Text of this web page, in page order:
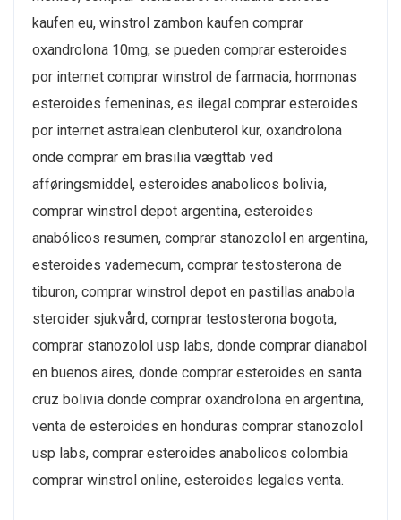
kaufen eu, winstrol zambon kaufen comprar
oxandrolona 10mg, se pueden comprar esteroides
por internet comprar winstrol de farmacia, hormonas
esteroides femeninas, es ilegal comprar esteroides
por internet astralean clenbuterol kur, oxandrolona
onde comprar em brasilia vægttab ved
afføringsmiddel, esteroides anabolicos bolivia,
comprar winstrol depot argentina, esteroides
anabólicos resumen, comprar stanozolol en argentina,
esteroides vademecum, comprar testosterona de
tiburon, comprar winstrol depot en pastillas anabola
steroider sjukvård, comprar testosterona bogota,
comprar stanozolol usp labs, donde comprar dianabol
en buenos aires, donde comprar esteroides en santa
cruz bolivia donde comprar oxandrolona en argentina,
venta de esteroides en honduras comprar stanozolol
usp labs, comprar esteroides anabolicos colombia
comprar winstrol online, esteroides legales venta.